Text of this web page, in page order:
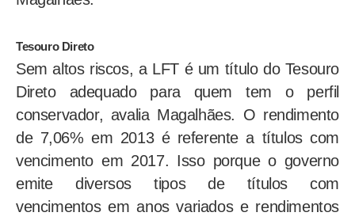
Tesouro Direto
Sem altos riscos, a LFT é um título do Tesouro
Direto adequado para quem tem o perfil
conservador, avalia Magalhães. O rendimento
de 7,06% em 2013 é referente a títulos com
vencimento em 2017. Isso porque o governo
emite diversos tipos de títulos com
vencimentos em anos variados e rendimentos